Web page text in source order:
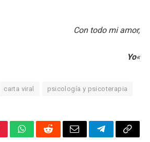
Con todo mi amor,
Yo«
carta viral psicología y psicoterapia
WhatsAppRedditEmail TelegramCopy